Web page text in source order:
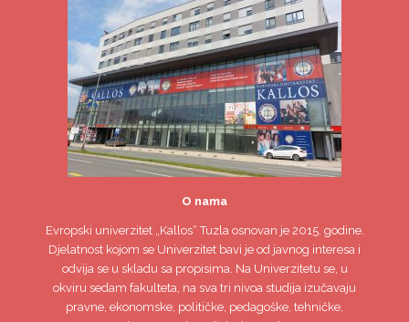
O nama
Evropski univerzitet„Kallos“ Tuzla osnovan je 2015. godine.
Djelatnost kojom se Univerzitet bavi je od javnog interesa i
odvija se u skladu sa propisima. Na Univerzitetu se, u
okviru sedam fakulteta, na sva tri nivoa studija izučavaju
pravne, ekonomske, političke, pedagoške, tehničke,